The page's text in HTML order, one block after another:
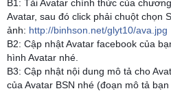
B1: Tải Avatar chính thức của
Avatar, sau đó click phải chuột chọn
ảnh: http://binhson.net/glyt10/ava.jpg
B2: Cập nhật Avatar facebook của
hình Avatar nhé.
B3: Cập nhật nội dung mô tả cho
của Avatar BSN nhé (đoạn mô tả